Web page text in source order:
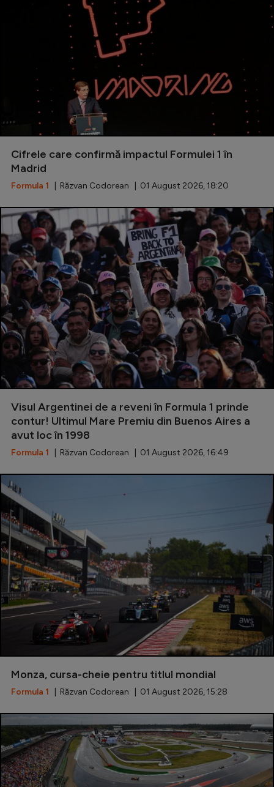
Cifrele care confirmă impactul Formulei 1 în
Madrid
Formula 1 | Răzvan Codorean | 01 August 2026, 18:20
Visul Argentinei de a reveni în Formula 1 prinde
contur! Ultimul Mare Premiu din Buenos Aires a
avut loc în 1998
Formula 1 | Răzvan Codorean | 01 August 2026, 16:49
Monza, cursa-cheie pentru titlul mondial
Formula 1 | Răzvan Codorean | 01 August 2026, 15:28